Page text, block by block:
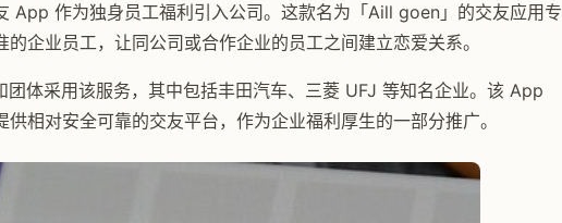
App 作为独身员工福利引入公司。这款名为「Aill goen」的交友应用专
企业员工，让同公司或合作企业的员工之间建立恋爱关系。
团体采用该服务，其中包括丰田汽车、三菱 UFJ 等知名企业。该 App
相对安全可靠的交友平台，作为企业福利厚生的一部分推广。